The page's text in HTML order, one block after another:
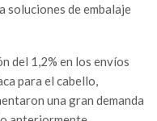
soluciones de embalaje
del 1,2% en los envíos
para el cabello,
una gran demanda